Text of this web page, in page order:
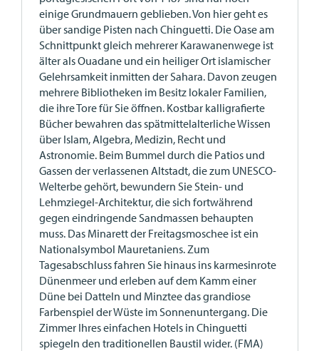
einige Grundmauern geblieben. Von hier geht es
über sandige Pisten nach Chinguetti. Die Oase am
Schnittpunkt gleich mehrerer Karawanenwege ist
älter als Ouadane und ein heiliger Ort islamischer
Gelehrsamkeit inmitten der Sahara. Davon zeugen
mehrere Bibliotheken im Besitz lokaler Familien,
die ihre Tore für Sie öffnen. Kostbar kalligrafierte
Bücher bewahren das spätmittelalterliche Wissen
über Islam, Algebra, Medizin, Recht und
Astronomie. Beim Bummel durch die Patios und
Gassen der verlassenen Altstadt, die zum UNESCO-
Welterbe gehört, bewundern Sie Stein- und
Lehmziegel-Architektur, die sich fortwährend
gegen eindringende Sandmassen behaupten
muss. Das Minarett der Freitagsmoschee ist ein
Nationalsymbol Mauretaniens. Zum
Tagesabschluss fahren Sie hinaus ins karmesinrote
Dünenmeer und erleben auf dem Kamm einer
Düne bei Datteln und Minztee das grandiose
Farbenspiel der Wüste im Sonnenuntergang. Die
Zimmer Ihres einfachen Hotels in Chinguetti
spiegeln den traditionellen Baustil wider. (FMA)